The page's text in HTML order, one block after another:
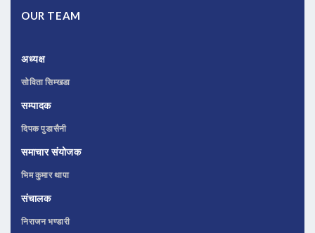
OUR TEAM
अध्यक्ष
सोविता सिम्खडा
सम्पादक
दिपक पुडासैनी
समाचार संयोजक
भिम कुमार थापा
संचालक
निराजन भण्डारी